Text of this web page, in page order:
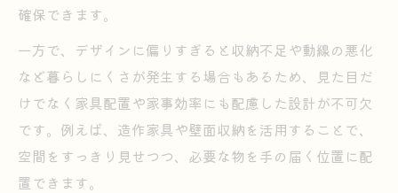
確保できます。
一方で、デザインに偏りすぎると収納不足や動線の悪化
など暮らしにくさが発生する場合もあるため、見た目だ
けでなく家具配置や家事効率にも配慮した設計が不可欠
です。例えば、造作家具や壁面収納を活用することで、
空間をすっきり見せつつ、必要な物を手の届く位置に配
置できます。